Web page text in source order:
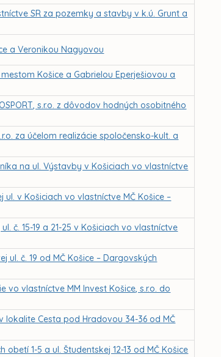
SR za pozemky a stavby v k.ú. Grunt a
a Veronikou Nagyovou
Košice a Gabrielou Eperješiovou a
s.r.o. z dôvodov hodných osobitného
za účelom realizácie spoločensko-kult. a
na ul. Výstavby v Košiciach vo vlastníctve
v Košiciach vo vlastníctve MČ Košice –
č. 15-19 a 21-25 v Košiciach vo vlastníctve
č. 19 od MČ Košice – Dargovských
vlastníctve MM Invest Košice, s.r.o. do
Cesta pod Hradovou 34-36 od MČ
1-5 a ul. Študentskej 12-13 od MČ Košice